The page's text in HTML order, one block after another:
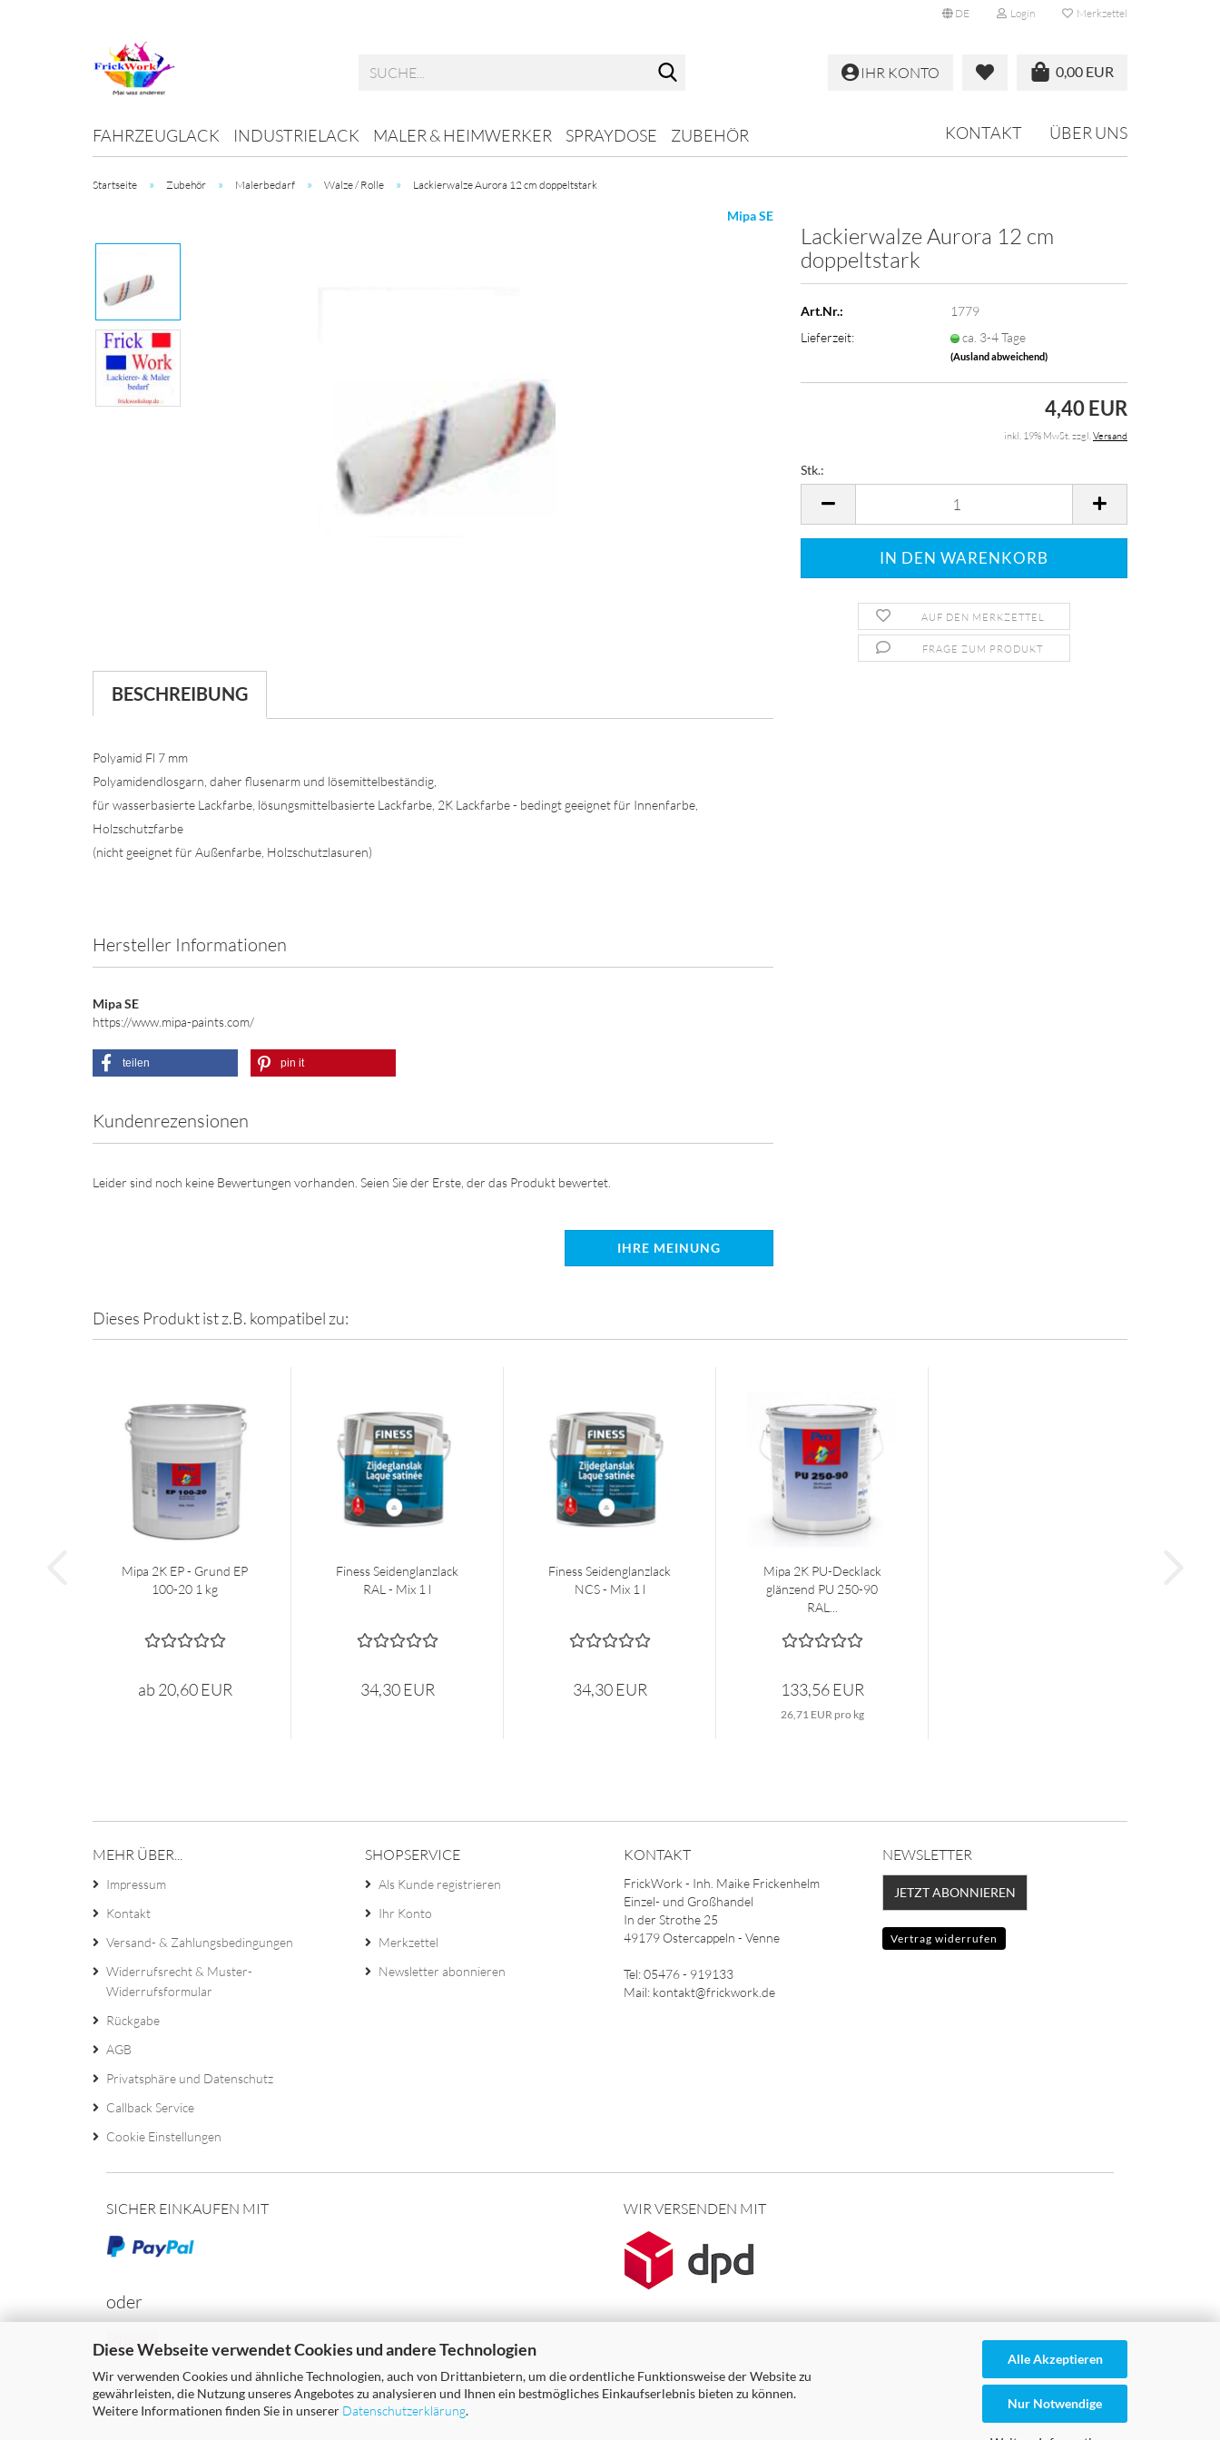
Diese Webseite verwendet Cookies und andere Technologien
Wir verwenden Cookies und ähnliche Technologien, auch von Drittanbietern, um die ordentliche Funktionsweise der Website zu
gewährleisten, die Nutzung unseres Angebotes zu analysieren und Ihnen ein bestmögliches Einkaufserlebnis bieten zu können.
Weitere Informationen finden Sie in unserer Datenschutzerklärung.
Alle Akzeptieren
Nur Notwendige
DE Login Merkzettel
0,00 EUR
IHR KONTO
FAHRZEUGLACK INDUSTRIELACK MALER & HEIMWERKER SPRAYDOSE ZUBEHÖR KONTAKT ÜBER UNS
Startseite » Zubehör » Malerbedarf » Walze / Rolle » Lackierwalze Aurora 12 cm doppeltstark
Mipa SE
Lackierwalze Aurora 12 cm
doppeltstark
Art.Nr.:
1779
Lieferzeit:
ca. 3-4 Tage
(Ausland abweichend)
4,40 EUR
inkl. 19% MwSt. zzgl.Versand
Stk.:
AUF DEN MERKZETTEL
FRAGE ZUM PRODUKT
BESCHREIBUNG
Polyamid Fl 7 mm
Polyamidendlosgarn, daher flusenarm und lösemittelbeständig,
für wasserbasierte Lackfarbe, lösungsmittelbasierte Lackfarbe, 2K Lackfarbe - bedingt geeignet für Innenfarbe,
Holzschutzfarbe
(nicht geeignet für Außenfarbe, Holzschutzlasuren)
Hersteller Informationen
Mipa SE
https://www.mipa-paints.com/
teilen pin it
Kundenrezensionen
Leider sind noch keine Bewertungen vorhanden. Seien Sie der Erste, der das Produkt bewertet.
IHRE MEINUNG
Dieses Produkt ist z.B. kompatibel zu:
Mipa 2K EP - Grund EP
100-20 1 kg
ab 20,60 EUR
Finess Seidenglanzlack
RAL - Mix 1 l
34,30 EUR
Finess Seidenglanzlack
NCS - Mix 1 l
34,30 EUR
Mipa 2K PU-Decklack
glänzend PU 250-90
RAL...
133,56 EUR
26,71 EUR pro kg
MEHR ÜBER...
Impressum
Kontakt
Versand- & Zahlungsbedingungen
Widerrufsrecht & Muster-
Widerrufsformular
Rückgabe
AGB
Privatsphäre und Datenschutz
Callback Service
Cookie Einstellungen
SHOPSERVICE
Als Kunde registrieren
Ihr Konto
Merkzettel
Newsletter abonnieren
KONTAKT
FrickWork - Inh. Maike Frickenhelm
Einzel- und Großhandel
In der Strothe 25
49179 Ostercappeln - Venne
Tel: 05476 - 919133
Mail: kontakt@frickwork.de
NEWSLETTER
JETZT ABONNIEREN
Vertrag widerrufen
SICHER EINKAUFEN MIT
oder
Klarna
WIR VERSENDEN MIT